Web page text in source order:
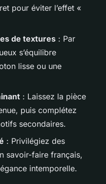
pour éviter l’effet «
de textures : Par
s’équilibre
lisse ou une
: Laissez la pièce
puis complétez
secondaires.
: Privilégiez des
savoir-faire français,
intemporelle.